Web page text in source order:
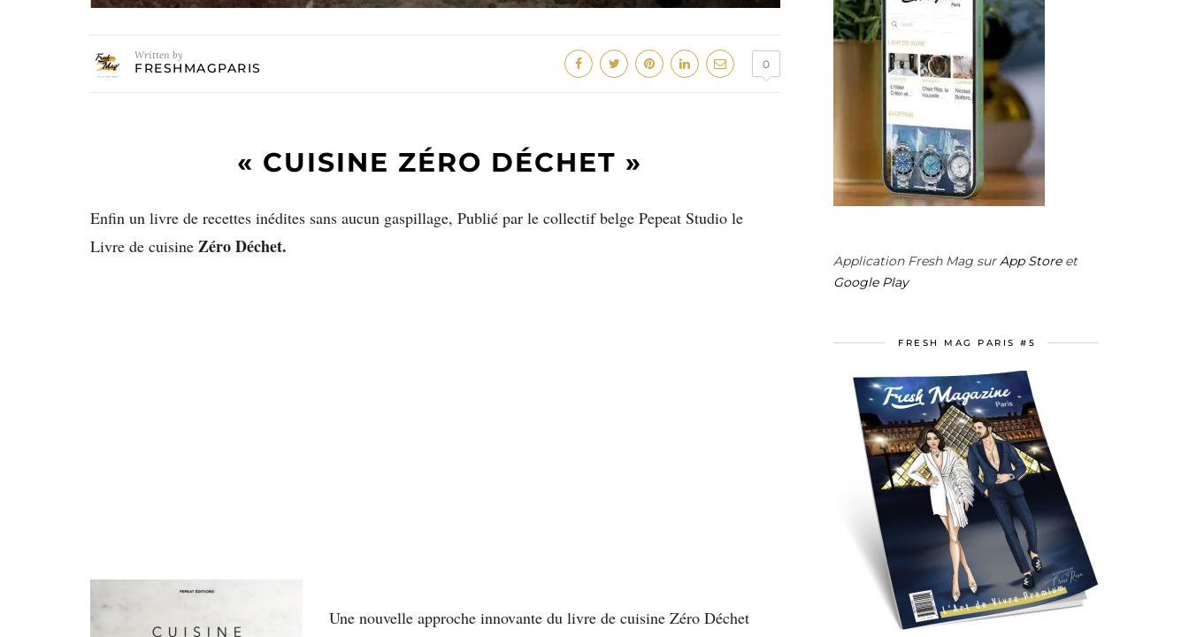
Written by
FRESHMAGPARIS 0
« CUISINE ZÉRO DÉCHET »
Enfin un livre de recettes inédites sans aucun gaspillage, Publié par le collectif belge Pepeat Studio le
Livre de cuisine Zéro Déchet.
Une nouvelle approche innovante du livre de cuisine Zéro Déchet
Application Fresh Mag surApp Storeet
Google Play
FRESH MAG PARIS #5